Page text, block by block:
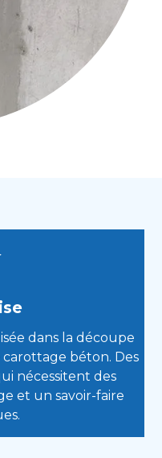
dans la découpe
béton. Des
nécessitent des
et un savoir-faire